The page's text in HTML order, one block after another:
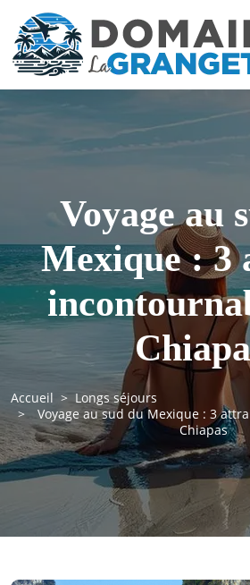
Voyage au
Mexique : 3
Accueil
Longs séjours
Voyage au sud du Mexique : 3
Chiapas